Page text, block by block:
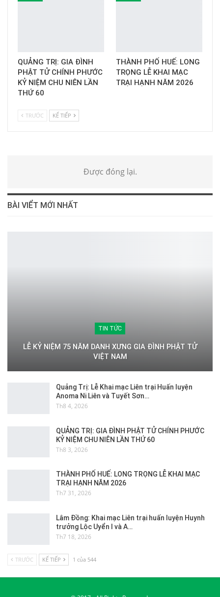
QUẢNG TRỊ: GIA ĐÌNH
PHẬT TỬ CHÍNH PHƯỚC
KỶ NIỆM CHU NIÊN LẦN
THỨ 60
THÀNH PHỐ HUẾ: LONG
TRỌNG LỄ KHAI MẠC
TRẠI HẠNH NĂM 2026
TRƯỚC KẾ TIẾP
Được đóng lại.
BÀI VIỂT MỚI NHẤT
TIN TỨC
LỄ KỶ NIỆM 75 NĂM DANH XƯNG GIA ĐÌNH PHẬT TỬ
VIỆT NAM
Quảng Trị: Lễ Khai mạc Liên trại Huấn luyện
Anoma Ni Liên và Tuyết Sơn…
Th8 4, 2026
QUẢNG TRỊ: GIA ĐÌNH PHẬT TỬ CHÍNH PHƯỚC
KỶ NIỆM CHU NIÊN LẦN THỨ 60
Th8 3, 2026
THÀNH PHỐ HUẾ: LONG TRỌNG LỄ KHAI MẠC
TRẠI HẠNH NĂM 2026
Th7 31, 2026
Lâm Đồng: Khai mạc Liên trại huấn luyện Huynh
trưởng Lộc Uyển I và A…
Th7 18, 2026
TRƯỚC KẾ TIẾP 1 của 544